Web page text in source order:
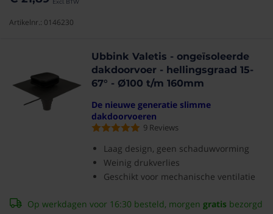
Artikelnr.: 0146230
Ubbink Valetis - ongeïsoleerde
dakdoorvoer - hellingsgraad 15-
67° - Ø100 t/m 160mm
De nieuwe generatie slimme
dakdoorvoeren
9 Reviews
Laag design, geen schaduwvorming
Weinig drukverlies
Geschikt voor mechanische ventilatie
Op werkdagen voor 16:30 besteld, morgen gratis bezorgd